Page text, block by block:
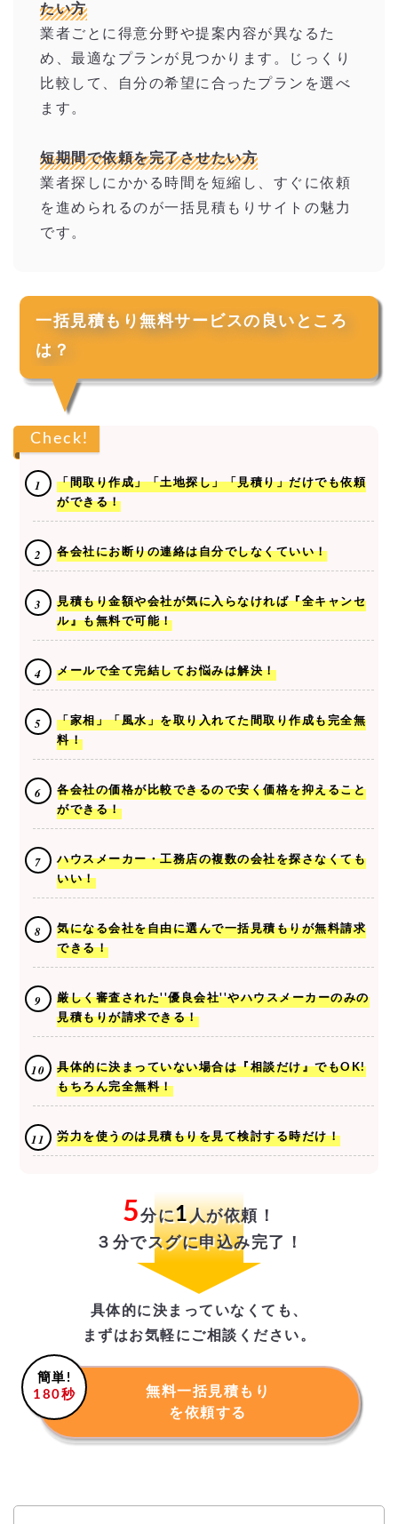
たい方
業者ごとに得意分野や提案内容が異なるた
め、最適なプランが見つかります。じっくり
比較して、自分の希望に合ったプランを選べ
ます。
短期間で依頼を完了させたい方
業者探しにかかる時間を短縮し、すぐに依頼
を進められるのが一括見積もりサイトの魅力
です。
一括見積もり無料サービスの良いところ
は？
Check!
「間取り作成」「土地探し」「見積り」だけでも依頼
ができる！
各会社にお断りの連絡は自分でしなくていい！
見積もり金額や会社が気に入らなければ『全キャンセ
ル』も無料で可能！
メールで全て完結してお悩みは解決！
「家相」「風水」を取り入れてた間取り作成も完全無
料！
各会社の価格が比較できるので安く価格を抑えること
ができる！
ハウスメーカー・工務店の複数の会社を探さなくても
いい！
気になる会社を自由に選んで一括見積もりが無料請求
できる！
厳しく審査された''優良会社''やハウスメーカーのみの
見積もりが請求できる！
具体的に決まっていない場合は『相談だけ』でもOK!
もちろん完全無料！
労力を使うのは見積もりを見て検討する時だけ！
5分に1人が依頼！
３分でスグに申込み完了！
具体的に決まっていなくても、
まずはお気軽にご相談ください。
簡単!
180秒
無料一括見積もり
を依頼する